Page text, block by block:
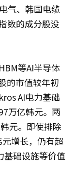
气、韩国电缆
数的成分股没
等AI半导体
的市值较年初
AI电力基础
万亿韩元。两
元。即使排除
增长，仍有超
基础设施等价值